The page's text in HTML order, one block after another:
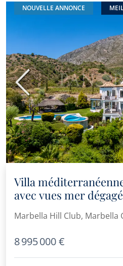
NOUVELLE ANNONCE
Précédent
Villa
avec vues mer
Club, sur le Golden
Marbella Hill Club, Marbella
8 995 000 €